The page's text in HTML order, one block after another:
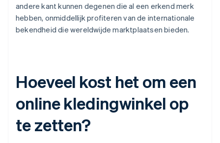
andere kant kunnen degenen die al een erkend merk
hebben, onmiddellijk profiteren van de internationale
bekendheid die wereldwijde marktplaatsen bieden.
Hoeveel kost het om een
online kledingwinkel op
te zetten?